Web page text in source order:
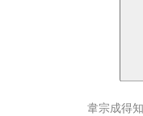
韋宗成得